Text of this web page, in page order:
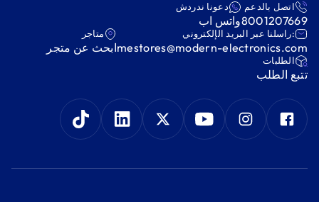
اتصل بالدعم
8001207669
دعونا ندردش
واتس اب
:راسلنا عبر البريد الإلكتروني
mestores@modern-electronics.com
متاجر
ابحث عن متجر
‫الطلبات‬
‫تتبع الطلب‬